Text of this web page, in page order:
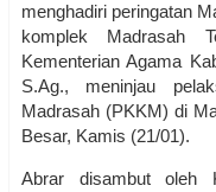
menghadiri peringatan
komplek Madrasah
Kementerian Agama
S.Ag., meninjau
Madrasah (PKKM) di
Besar, Kamis (21/01).
Abrar disambut oleh